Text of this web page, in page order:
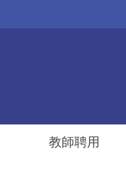
教師聘用